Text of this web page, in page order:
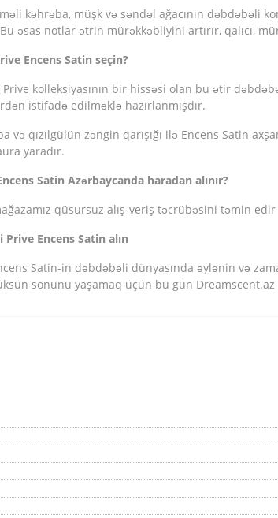
kəhrəba, müşk və səndəl ağacının
əsas notlar ətrin mürəkkəbliyini artırır, qalıcı,
Encens Satin seçin?
kolleksiyasının bir hissəsi olan bu ətir
istifadə edilməklə hazırlanmışdır.
və qızılgülün zəngin qarışığı ilə Encens Satin
yaradır.
Satin Azərbaycanda haradan alınır?
qüsursuz alış-veriş təcrübəsini təmin
Encens Satin alın
Satin-in dəbdəbəli dünyasında əylənin və
sonunu yaşamaq üçün bu gün Dreamscent.az